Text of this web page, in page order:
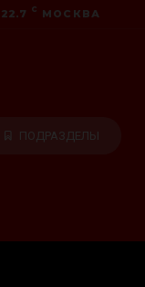
22.7 C МОСКВА
ПОДРАЗДЕЛЫ